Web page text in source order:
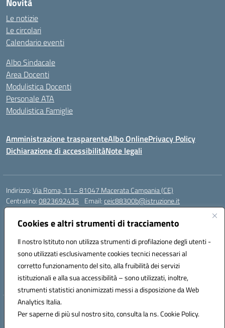
Cookies e altri strumenti di tracciamento
Il nostro Istituto non utilizza strumenti di profilazione degli utenti -
sono utilizzati esclusivamente cookies tecnici necessari al
corretto funzionamento del sito, alla fruibilità dei servizi
istituzionali e alla sua accessibilità – sono utilizzati, inoltre,
strumenti statistici anonimizzati messi a disposizione da Web
Analytics Italia.
Per saperne di più sul nostro sito, consulta la ns. Cookie Policy.
Novità
Le notizie
Le circolari
Calendario eventi
Albo Sindacale
Area Docenti
Modulistica Docenti
Personale ATA
Modulistica Famiglie
Amministrazione trasparenteAlbo OnlinePrivacy Policy
Dichiarazione di accessibilitàNote legali
Indirizzo:Via Roma, 11 – 81047 Macerata Campania (CE)
Centralino:0823692435 Email:ceic88300b@istruzione.it
Posta elettronica certificata (PEC):
Codice fiscale: 94017830616
Codice meccanografico:CEIC88300B
DPO Esempio Antonio
e-mail: esempioantonio.dpo@gmail.com
Pec: esempioantonio@pec.it
Hosting & Powered by 3D Solution S.r.l.
Concept & Design by Designers Italia